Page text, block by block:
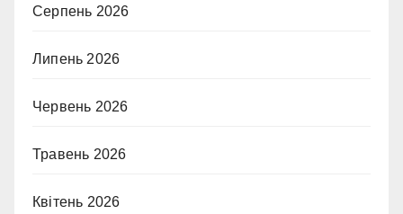
Серпень 2026
Липень 2026
Червень 2026
Травень 2026
Квітень 2026